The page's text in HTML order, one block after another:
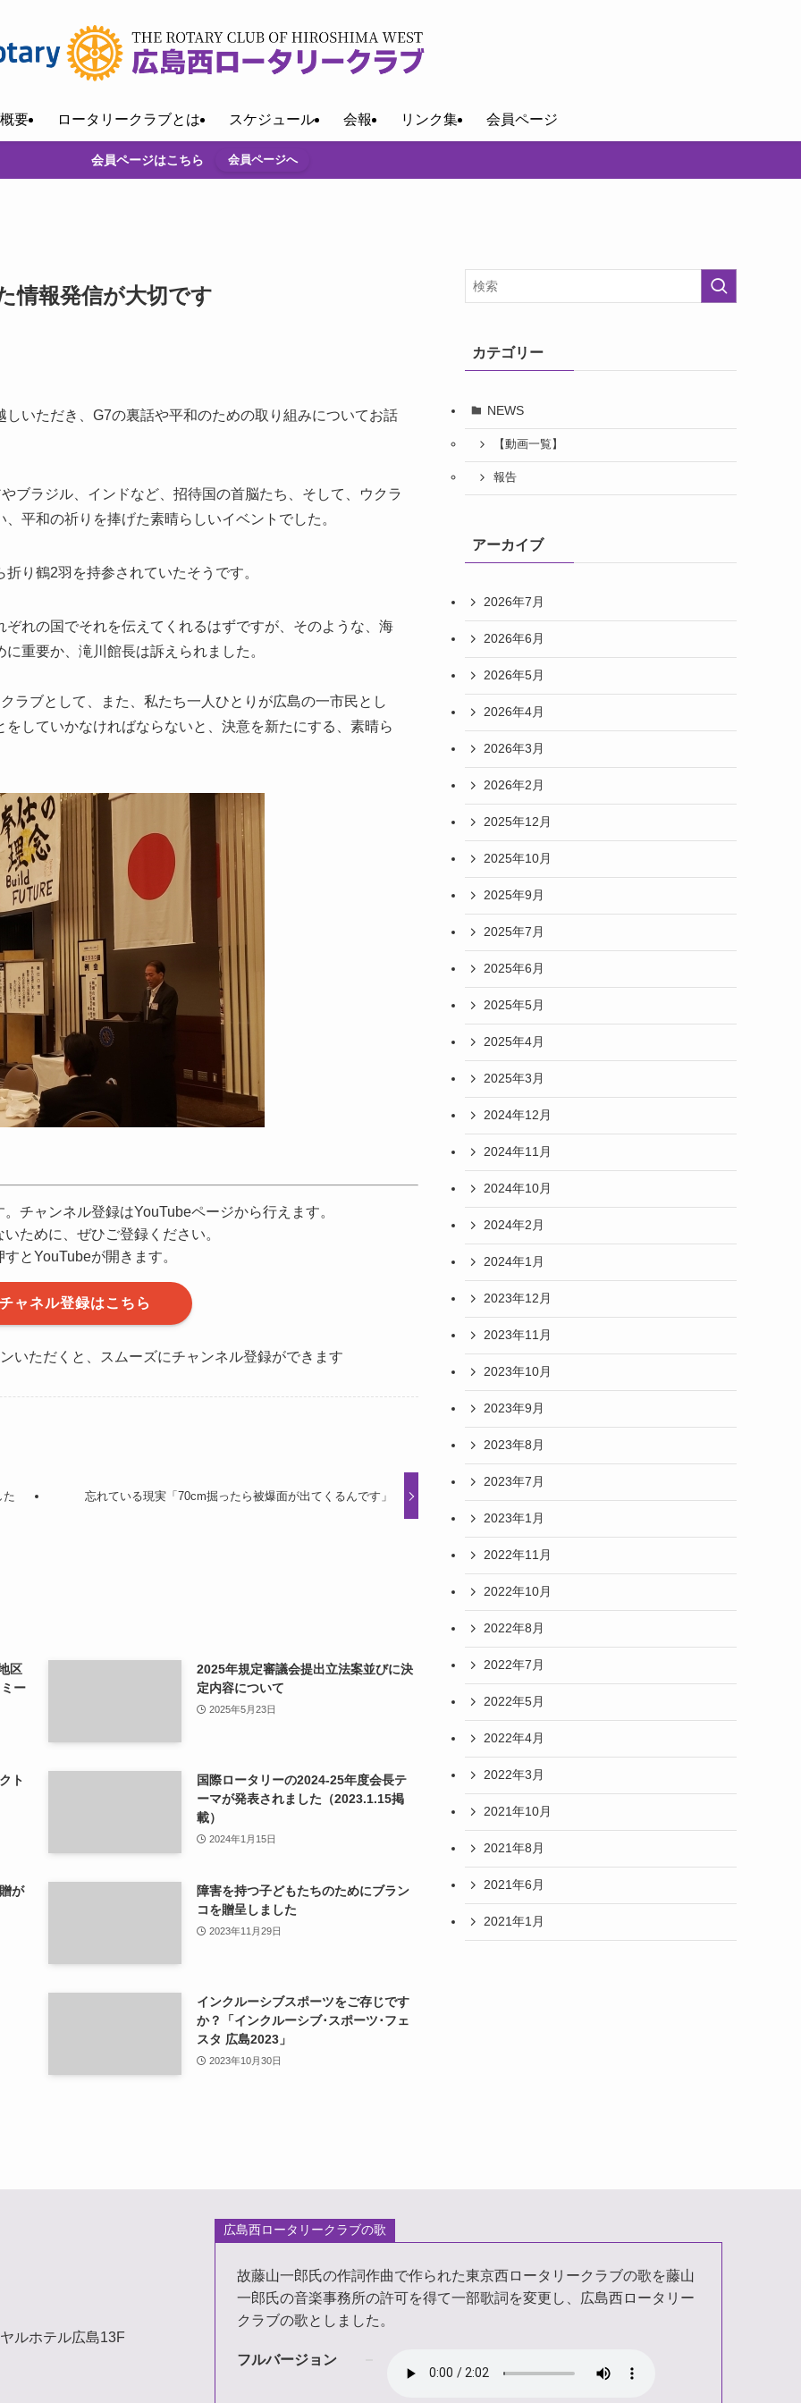
要 ロータリークラブとは スケジュール 会報 リンク集 会員ページ
会員ページはこちら 会員ページへ
報発信が大切です
いただき、G7の裏話や平和のための取り組みについてお話
ブラジル、インドなど、招待国の首脳たち、そして、ウクラ
平和の祈りを捧げた素晴らしいイベントでした。
り鶴2羽を持参されていたそうです。
れの国でそれを伝えてくれるはずですが、そのような、海
重要か、滝川館長は訴えられました。
ラブとして、また、私たち一人ひとりが広島の一市民とし
していかなければならないと、決意を新たにする、素晴ら
チャンネル登録はYouTubeページから行えます。
ために、ぜひご登録ください。
とYouTubeが開きます。
ャネル登録はこちら
いただくと、スムーズにチャンネル登録ができます
た 忘れている現実「70cm掘ったら被爆面が出てくるんです」
区
ー
2025年規定審議会提出立法案並びに決
定内容について
2025年5月23日
ト
国際ロータリーの2024-25年度会長テ
ーマが発表されました（2023.1.15掲
載）
2024年1月15日
が
障害を持つ子どもたちのためにブラン
コを贈呈しました
2023年11月29日
インクルーシブスポーツをご存じです
か？「インクルーシブ･スポーツ･フェ
スタ 広島2023」
2023年10月30日
カテゴリー
NEWS
【動画一覧】
報告
アーカイブ
2026年7月
2026年6月
2026年5月
2026年4月
2026年3月
2026年2月
2025年12月
2025年10月
2025年9月
2025年7月
2025年6月
2025年5月
2025年4月
2025年3月
2024年12月
2024年11月
2024年10月
2024年2月
2024年1月
2023年12月
2023年11月
2023年10月
2023年9月
2023年8月
2023年7月
2023年1月
2022年11月
2022年10月
2022年8月
2022年7月
2022年5月
2022年4月
2022年3月
2021年10月
2021年8月
2021年6月
2021年1月
ルホテル広島13F
広島西ロータリークラブの歌
故藤山一郎氏の作詞作曲で作られた東京西ロータリークラブの歌を藤山
一郎氏の音楽事務所の許可を得て一部歌詞を変更し、広島西ロータリー
クラブの歌としました。
フルバージョン